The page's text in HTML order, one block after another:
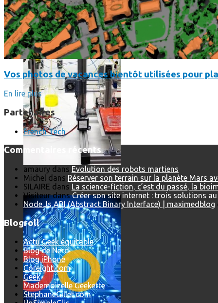
La science-fiction, c’est du passé, la bioimpression de peau
L’intelligence artificielle de Google a maintenant son propre
Vos photos de vacances bientôt utilisées pour
En lire plus
Partenaires
French Tech
Commentaires récents
amaury dans Evolution des robots martiens
Michel dans Réserver son terrain sur la planète Mars
SILAIRE dans La science-fiction, c’est du passé, la
VisiteurdansCréer son site internet : trois solutions au
Node.Js ABI (Abstract Binary Interface) | maximedblog
Blogroll
Actu Geek équitable
Blog de Nerd
Blog iPhone
Coreight.com
Geek
Mademoizelle Geekette
StephaneGillet.com